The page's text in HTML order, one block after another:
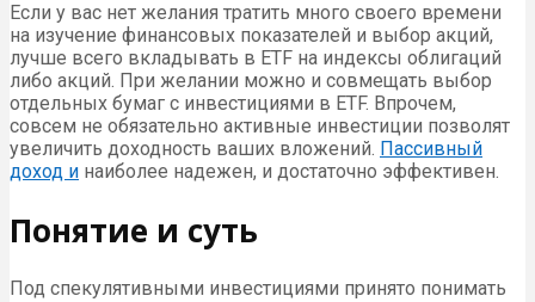
Если у вас нет желания тратить много своего времени
на изучение финансовых показателей и выбор акций,
лучше всего вкладывать в ETF на индексы облигаций
либо акций. При желании можно и совмещать выбор
отдельных бумаг с инвестициями в ETF. Впрочем,
совсем не обязательно активные инвестиции позволят
увеличить доходность ваших вложений. Пассивный
доход и наиболее надежен, и достаточно эффективен.
Понятие и суть
Под спекулятивными инвестициями принято понимать